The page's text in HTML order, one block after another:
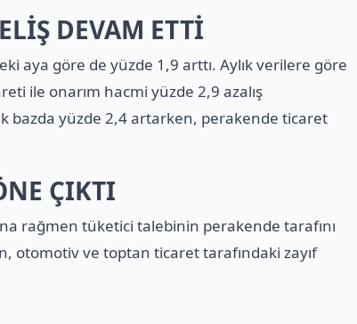
DEVAM ETTİ
aya göre de yüzde 1,9 arttı. Aylık verilere göre
ile onarım hacmi yüzde 2,9 azalış
bazda yüzde 2,4 artarken, perakende ticaret
ÇIKTI
rağmen tüketici talebinin perakende tarafını
otomotiv ve toptan ticaret tarafındaki zayıf